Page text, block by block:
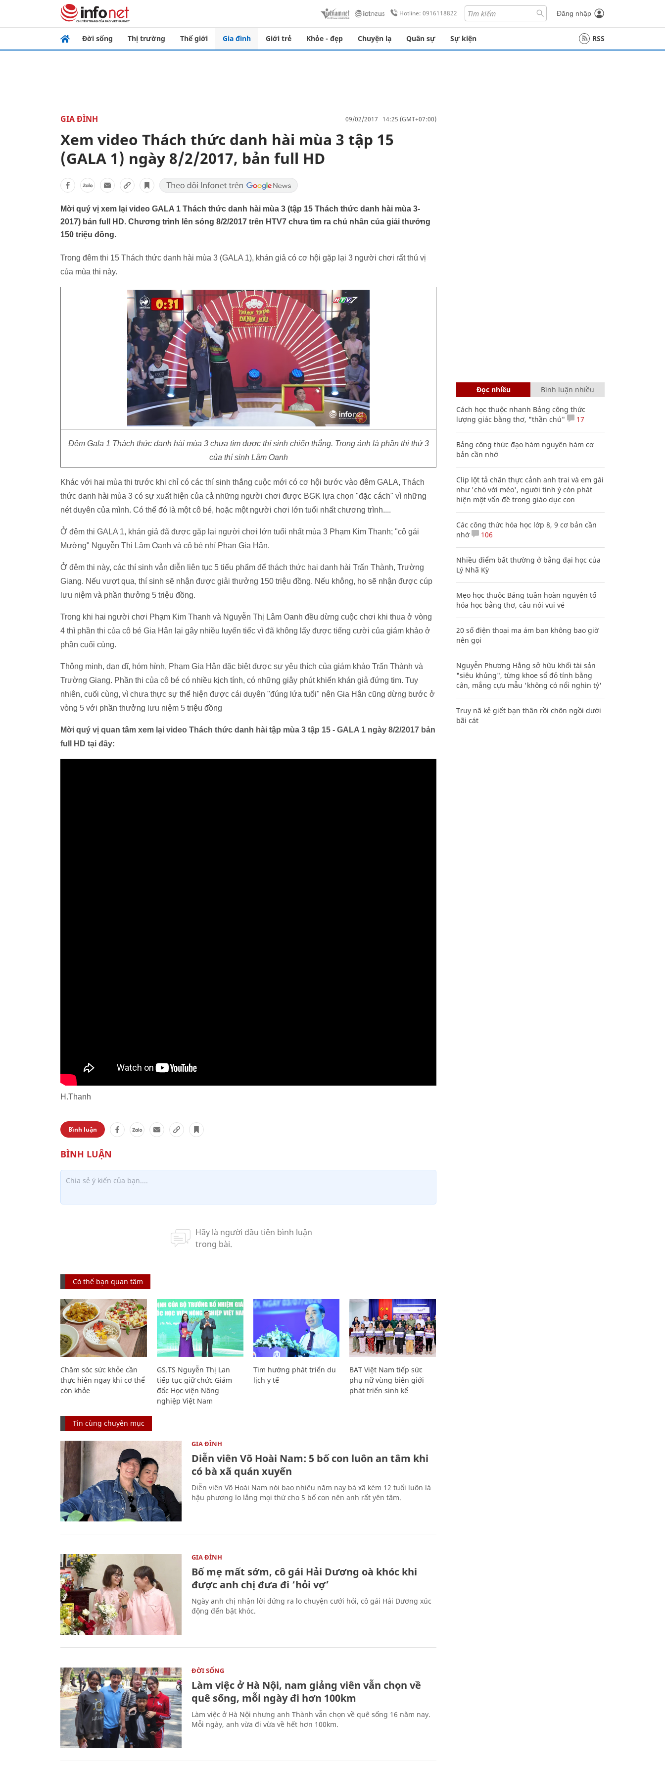
Hotline: 0916118822 Đăng nhập
Đời sống Thị trường Thế giới Gia đình Giới trẻ Khỏe - đẹp Chuyện lạ Quân sự Sự kiện RSS
GIA ĐÌNH 09/02/2017 14:25 (GMT+07:00)
Xem video Thách thức danh hài mùa 3 tập 15
(GALA 1) ngày 8/2/2017, bản full HD
Mời quý vị xem lại video GALA 1 Thách thức danh hài mùa 3 (tập 15 Thách thức danh hài mùa 3-
2017) bản full HD. Chương trình lên sóng 8/2/2017 trên HTV7 chưa tìm ra chủ nhân của giải thưởng
150 triệu đồng.
Trong đêm thi 15 Thách thức danh hài mùa 3 (GALA 1), khán giả có cơ hội gặp lại 3 người chơi rất thú vị
của mùa thi này.
Đêm Gala 1 Thách thức danh hài mùa 3 chưa tìm được thí sinh chiến thắng. Trong ảnh là phần thi thứ 3
của thí sinh Lâm Oanh
Khác với hai mùa thi trước khi chỉ có các thí sinh thắng cuộc mới có cơ hội bước vào đêm GALA, Thách
thức danh hài mùa 3 có sự xuất hiện của cả những người chơi được BGK lựa chọn "đặc cách" vì những
nét duyên của mình. Có thể đó là một cô bé, hoặc một người chơi lớn tuổi nhất chương trình....
Ở đêm thi GALA 1, khán giả đã được gặp lại người chơi lớn tuổi nhất mùa 3 Phạm Kim Thanh; "cô gái
Mường" Nguyễn Thị Lâm Oanh và cô bé nhí Phan Gia Hân.
Ở đêm thi này, các thí sinh vẫn diễn liên tục 5 tiểu phẩm để thách thức hai danh hài Trấn Thành, Trường
Giang. Nếu vượt qua, thí sinh sẽ nhận được giải thưởng 150 triệu đồng. Nếu không, họ sẽ nhận được cúp
lưu niệm và phần thưởng 5 triệu đồng.
Trong khi hai người chơi Phạm Kim Thanh và Nguyễn Thị Lâm Oanh đều dừng cuộc chơi khi thua ở vòng
4 thì phần thi của cô bé Gia Hân lại gây nhiều luyến tiếc vì đã không lấy được tiếng cười của giám khảo ở
phần cuối cùng.
Thông minh, dạn dĩ, hóm hỉnh, Phạm Gia Hân đặc biệt được sự yêu thích của giám khảo Trấn Thành và
Trường Giang. Phần thi của cô bé có nhiều kịch tính, có những giây phút khiến khán giả đứng tim. Tuy
nhiên, cuối cùng, vì chưa thực sự thể hiện được cái duyên "đúng lứa tuổi" nên Gia Hân cũng dừng bước ở
vòng 5 với phần thưởng lưu niệm 5 triệu đồng
Mời quý vị quan tâm xem lại video Thách thức danh hài tập mùa 3 tập 15 - GALA 1 ngày 8/2/2017 bản
full HD tại đây:
H.Thanh
Bình luận
Có thể bạn quan tâm
Chăm sóc sức khỏe cần
thực hiện ngay khi cơ thể
còn khỏe
GS.TS Nguyễn Thị Lan
tiếp tục giữ chức Giám
đốc Học viện Nông
nghiệp Việt Nam
Tìm hướng phát triển du
lịch y tế
BAT Việt Nam tiếp sức
phụ nữ vùng biên giới
phát triển sinh kế
Tin cùng chuyên mục
GIA ĐÌNH
Diễn viên Võ Hoài Nam: 5 bố con luôn an tâm khi
có bà xã quán xuyến
Diễn viên Võ Hoài Nam nói bao nhiêu năm nay bà xã kém 12 tuổi luôn là
hậu phương lo lắng mọi thứ cho 5 bố con nên anh rất yên tâm.
GIA ĐÌNH
Bố mẹ mất sớm, cô gái Hải Dương oà khóc khi
được anh chị đưa đi ‘hỏi vợ’
Ngày anh chị nhận lời đứng ra lo chuyện cưới hỏi, cô gái Hải Dương xúc
động đến bật khóc.
ĐỜI SỐNG
Làm việc ở Hà Nội, nam giảng viên vẫn chọn về
quê sống, mỗi ngày đi hơn 100km
Làm việc ở Hà Nội nhưng anh Thành vẫn chọn về quê sống 16 năm nay.
Mỗi ngày, anh vừa đi vừa về hết hơn 100km.
Đọc nhiều Bình luận nhiều
Cách học thuộc nhanh Bảng công thức
lượng giác bằng thơ, "thần chú"
17
Bảng công thức đạo hàm nguyên hàm cơ
bản cần nhớ
Clip lột tả chân thực cảnh anh trai và em gái
như 'chó với mèo', người tinh ý còn phát
hiện một vấn đề trong giáo dục con
Các công thức hóa học lớp 8, 9 cơ bản cần
nhớ
106
Nhiều điểm bất thường ở bằng đại học của
Lý Nhã Kỳ
Mẹo học thuộc Bảng tuần hoàn nguyên tố
hóa học bằng thơ, câu nói vui vẻ
20 số điện thoại ma ám bạn không bao giờ
nên gọi
Nguyễn Phương Hằng sở hữu khối tài sản
"siêu khủng", từng khoe sổ đỏ tính bằng
cân, mắng cựu mẫu 'không có nổi nghìn tỷ'
Truy nã kẻ giết bạn thân rồi chôn ngồi dưới
bãi cát